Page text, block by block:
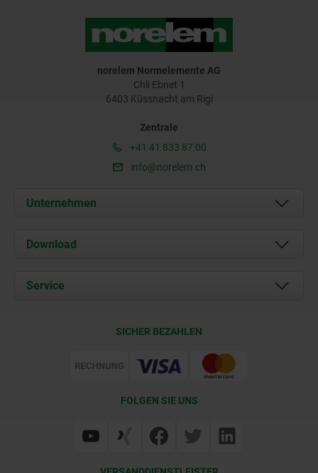
norelem Normelemente AG
Chli Ebnet 1
6403 Küssnacht am Rigi
Zentrale
+41 41 833 87 00
info@norelem.ch
Unternehmen
Über uns
Kontakt
Download
Dokumente
Service
SICHER BEZAHLEN
FOLGEN SIE UNS